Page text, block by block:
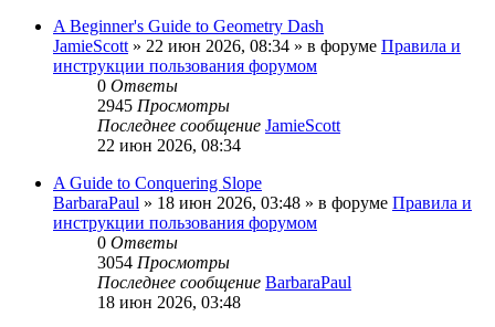
A Beginner's Guide to Geometry Dash
JamieScott » 22 июн 2026, 08:34 » в форуме Правила и
инструкции пользования форумом
0 Ответы
2945 Просмотры
Последнее сообщение JamieScott
22 июн 2026, 08:34
A Guide to Conquering Slope
BarbaraPaul » 18 июн 2026, 03:48 » в форуме Правила и
инструкции пользования форумом
0 Ответы
3054 Просмотры
Последнее сообщение BarbaraPaul
18 июн 2026, 03:48